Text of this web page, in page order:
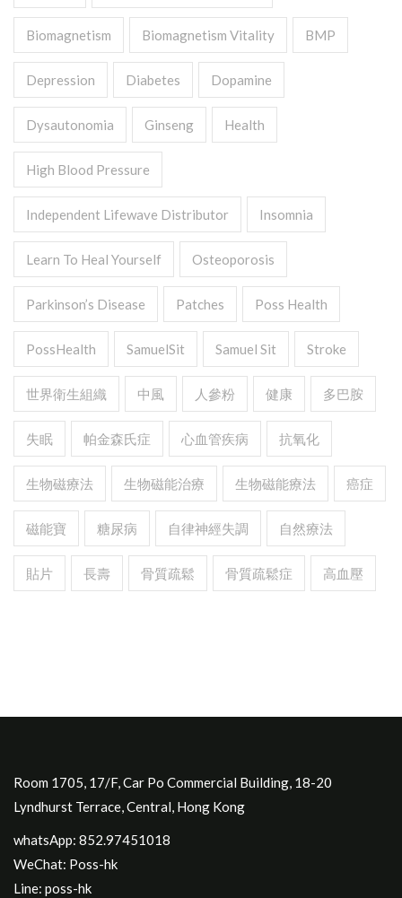
Biomagnetism Biomagnetism Vitality BMP
Depression Diabetes Dopamine
Dysautonomia Ginseng Health
High Blood Pressure
Independent Lifewave Distributor Insomnia
Learn To Heal Yourself Osteoporosis
Parkinson’s Disease Patches Poss Health
PossHealth SamuelSit Samuel Sit Stroke
世界衛生組織 中風 人參粉 健康 多巴胺
失眠 帕金森氏症 心血管疾病 抗氧化
生物磁療法 生物磁能治療 生物磁能療法 癌症
磁能寶 糖尿病 自律神經失調 自然療法
貼片 長壽 骨質疏鬆 骨質疏鬆症 高血壓
Room 1705, 17/F, Car Po Commercial Building, 18-20
Lyndhurst Terrace, Central, Hong Kong
whatsApp: 852.97451018
WeChat: Poss-hk
Line: poss-hk